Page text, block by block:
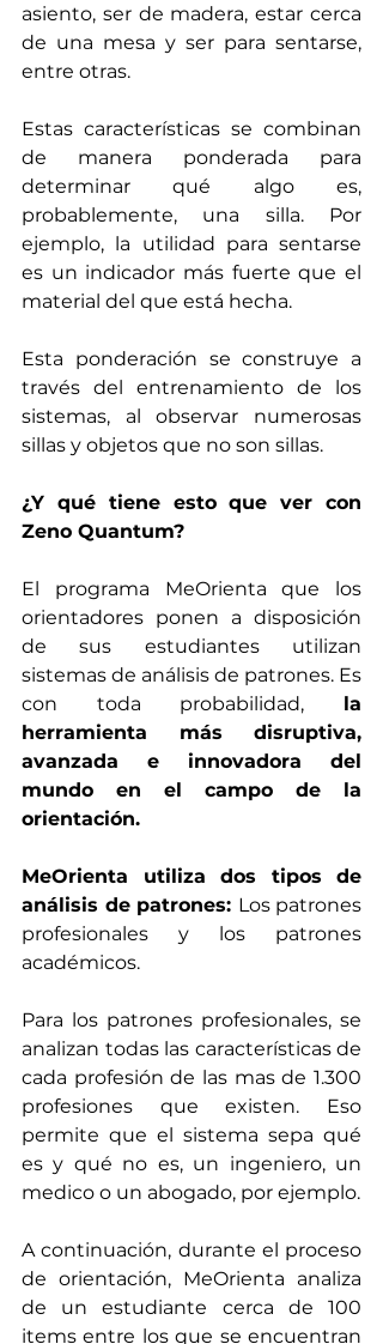
asiento, ser de madera, estar cerca
de una mesa y ser para sentarse,
entre otras.
Estas características se combinan
de manera ponderada para
determinar qué algo es,
probablemente, una silla. Por
ejemplo, la utilidad para sentarse
es un indicador más fuerte que el
material del que está hecha.
Esta ponderación se construye a
través del entrenamiento de los
sistemas, al observar numerosas
sillas y objetos que no son sillas.
¿Y qué tiene esto que ver con
Zeno Quantum?
El programa MeOrienta que los
orientadores ponen a disposición
de sus estudiantes utilizan
sistemas de análisis de patrones. Es
con toda probabilidad, la
herramienta más disruptiva,
avanzada e innovadora del
mundo en el campo de la
orientación.
MeOrienta utiliza dos tipos de
análisis de patrones: Los patrones
profesionales y los patrones
académicos.
Para los patrones profesionales, se
analizan todas las características de
cada profesión de las mas de 1.300
profesiones que existen. Eso
permite que el sistema sepa qué
es y qué no es, un ingeniero, un
medico o un abogado, por ejemplo.
A continuación, durante el proceso
de orientación, MeOrienta analiza
de un estudiante cerca de 100
items entre los que se encuentran